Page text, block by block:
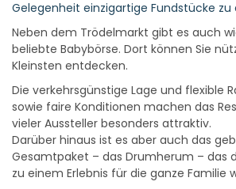
Gelegenheit einzigartige Fundstücke zu
Neben dem Trödelmarkt gibt es auch
beliebte Babybörse. Dort können Sie
Kleinsten entdecken.
Die verkehrsgünstige Lage und flexible
sowie faire Konditionen machen das
vieler Aussteller besonders attraktiv.
Darüber hinaus ist es aber auch das
Gesamtpaket – das Drumherum – das
zu einem Erlebnis für die ganze Familie